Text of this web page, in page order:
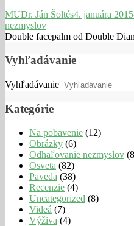
MUDr. Ján Šoltés4. januára 2015
nezmyslov
Double facepalm od Double
Vyhľadávanie
Vyhľadávanie
Kategórie
Na pobavenie (12)
Obrázky (6)
Odhaľovanie nezmyslov
Osveta (82)
Paveda (38)
Recenzie (4)
Uncategorized (8)
Videá (7)
Výživa (4)